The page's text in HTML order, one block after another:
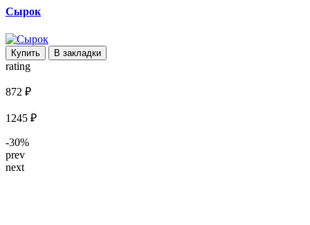
Сырок
Купить В закладки
rating
872 ₽
1245 ₽
-30%
prev
next